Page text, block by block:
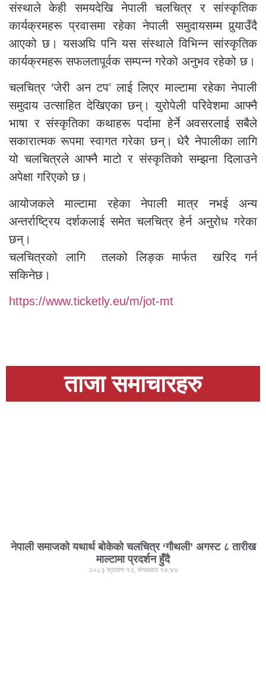
संस्थाले केही समयदेखि नेपाली चलचित्र र सांस्कृतिक
कार्यक्रमहरू प्रवासमा रहेका नेपाली समुदायसम्म पुर्‍याउँदै
आएको छ। यसअघि पनि यस संस्थाले विभिन्न सांस्कृतिक
कार्यक्रमहरू सफलतापूर्वक सम्पन्न गरेको अनुभव रहेको छ।
चलचित्र ‘जेरी अन टप’ लाई लिएर माल्टामा रहेका नेपाली
समुदाय उत्साहित देखिएका छन्। युरोपेली परिवेशमा आफ्नै
भाषा र संस्कृतिका कथाहरू पर्दामा हेर्ने अवसरलाई सबैले
सकारात्मक रूपमा स्वागत गरेका छन्। धेरै नेपालीका लागि
यो चलचित्रले आफ्नै माटो र संस्कृतिको सम्झना दिलाउने
अपेक्षा गरिएको छ।
आयोजकले माल्टामा रहेका नेपाली मात्र नभई अन्य
अन्तर्राष्ट्रिय दर्शकलाई समेत चलचित्र हेर्न अनुरोध गरेका
छन्।
चलचित्रको लागि तलको लिङ्क मार्फत खरिद गर्न
सकिनेछ।
https://www.ticketly.eu/m/jot-mt
ताजा समाचारहरु
नेपाली समाजको यथार्थ बोकेको चलचित्र ‘गौथली’ अगस्ट ८ तारीख
माल्टामा प्रदर्शन हुँदै
२०८३ श्रावण १२, मंगलवार १४:४४